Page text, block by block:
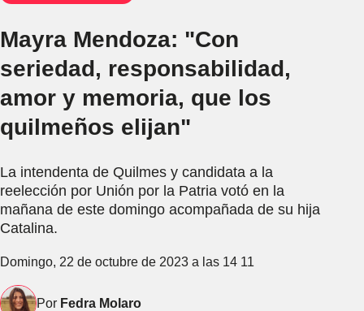
Mayra Mendoza: "Con
seriedad, responsabilidad,
amor y memoria, que los
quilmeños elijan"
La intendenta de Quilmes y candidata a la
reelección por Unión por la Patria votó en la
mañana de este domingo acompañada de su hija
Catalina.
Domingo, 22 de octubre de 2023 a las 14 11
Por Fedra Molaro